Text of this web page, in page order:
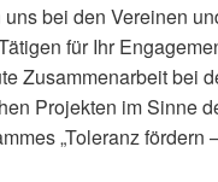
bei den Vereinen
für Ihr
Zusammenarbeit bei
Projekten im Sinne
„Toleranz fördern